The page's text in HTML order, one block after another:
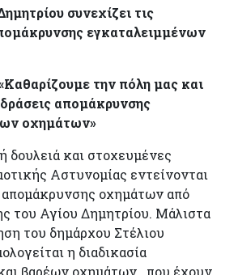
συνεχίζει τις
εγκαταλειμμένων
την πόλη μας και
απομάκρυνσης
οχημάτων»
δουλειά και στοχευμένες
Αστυνομίας εντείνονται
απομάκρυνσης οχημάτων από
του Αγίου Δημητρίου. Μάλιστα
του δημάρχου Στέλιου
η διαδικασία
βαρέων οχημάτων που έχουν